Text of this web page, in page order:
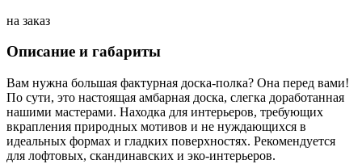
на заказ
Описание и габариты
Вам нужна большая фактурная доска-полка? Она перед вами!
По сути, это настоящая амбарная доска, слегка доработанная
нашими мастерами. Находка для интерьеров, требующих
вкрапления природных мотивов и не нуждающихся в
идеальных формах и гладких поверхностях. Рекомендуется
для лофтовых, скандинавских и эко-интерьеров.